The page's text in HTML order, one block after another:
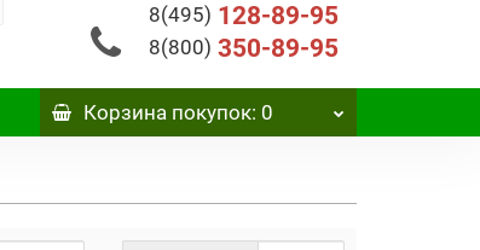
8(495) 128-89-95
8(800) 350-89-95
Корзинапокупок: 0